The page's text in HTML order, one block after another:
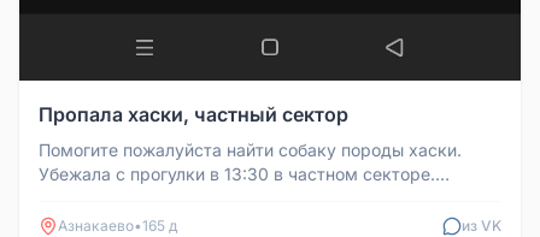
Пропала хаски, частный сектор
Помогите пожалуйста найти собаку породы хаски.
Убежала с прогулки в 13:30 в частном секторе.
Азнакаево•165 д из VK